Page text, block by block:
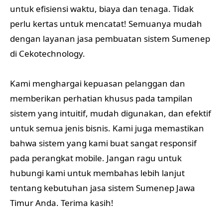
untuk efisiensi waktu, biaya dan tenaga. Tidak
perlu kertas untuk mencatat! Semuanya mudah
dengan layanan jasa pembuatan sistem Sumenep
di Cekotechnology.
Kami menghargai kepuasan pelanggan dan
memberikan perhatian khusus pada tampilan
sistem yang intuitif, mudah digunakan, dan efektif
untuk semua jenis bisnis. Kami juga memastikan
bahwa sistem yang kami buat sangat responsif
pada perangkat mobile. Jangan ragu untuk
hubungi kami untuk membahas lebih lanjut
tentang kebutuhan jasa sistem Sumenep Jawa
Timur Anda. Terima kasih!